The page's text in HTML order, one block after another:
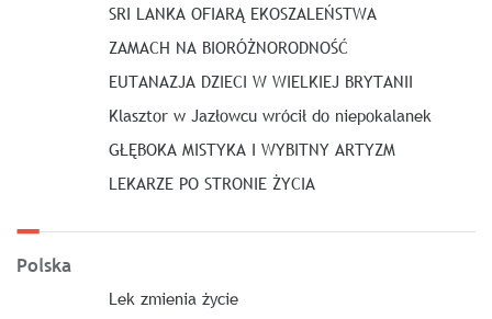
SRI LANKA OFIARĄ EKOSZALEŃSTWA
ZAMACH NA BIORÓŻNORODNOŚĆ
EUTANAZJA DZIECI W WIELKIEJ BRYTANII
Klasztor w Jazłowcu wrócił do niepokalanek
GŁĘBOKA MISTYKA I WYBITNY ARTYZM
LEKARZE PO STRONIE ŻYCIA
Polska
Lek zmienia życie